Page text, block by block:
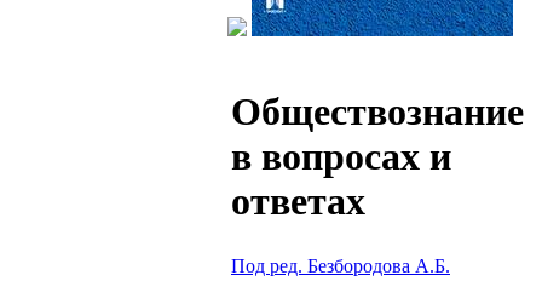
Обществознание
в вопросах и
ответах
Под ред. Безбородова А.Б.